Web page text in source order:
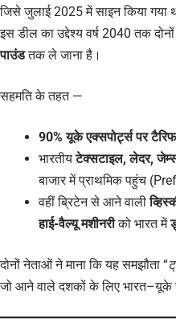
जिसे जुलाई 2025 में साइन किया गया
इस डील का उद्देश्य वर्ष 2040 तक
पाउंडतक ले जाना है।
सहमति के तहत —
90% यूके एक्सपोर्ट्स पर
भारतीयटेक्सटाइल, लेदर,
बाजार में प्राथमिक पहुंच
वहीं ब्रिटेन से आने वाली
हाई-वैल्यू मशीनरीको भारत में
दोनों नेताओं ने माना कि यह समझौता “
जो आने वाले दशकों के लिए भारत–यूके